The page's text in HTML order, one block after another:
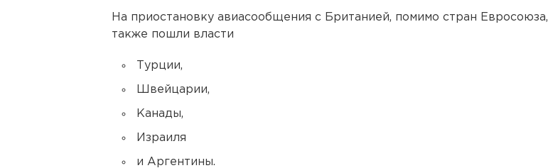
На приостановку авиасообщения с Британией, помимо стран Евросоюза,
также пошли власти
Турции,
Швейцарии,
Канады,
Израиля
и Аргентины.